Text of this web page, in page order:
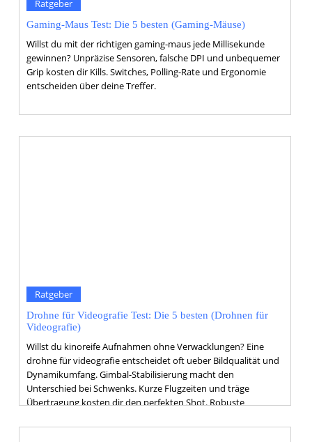
Ratgeber
Gaming-Maus Test: Die 5 besten (Gaming-Mäuse)
Willst du mit der richtigen gaming-maus jede Millisekunde
gewinnen? Unpräzise Sensoren, falsche DPI und unbequemer
Grip kosten dir Kills. Switches, Polling-Rate und Ergonomie
entscheiden über deine Treffer.
Ratgeber
Drohne für Videografie Test: Die 5 besten (Drohnen für
Videografie)
Willst du kinoreife Aufnahmen ohne Verwacklungen? Eine
drohne für videografie entscheidet oft ueber Bildqualität und
Dynamikumfang. Gimbal-Stabilisierung macht den
Unterschied bei Schwenks. Kurze Flugzeiten und träge
Übertragung kosten dir den perfekten Shot. Robuste
Investition. Finde Modelle mit langer Laufzeit, stabiler Live-